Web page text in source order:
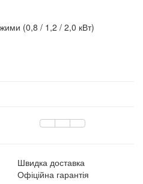
(0,8 / 1,2 / 2,0 кВт)
Швидка доставка
Офіційна гарантія